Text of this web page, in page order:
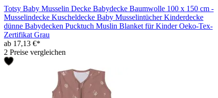
Totsy Baby Musselin Decke Babydecke Baumwolle 100 x 150 cm -
Musselindecke Kuscheldecke Baby Musselintücher Kinderdecke
dünne Babydecken Pucktuch Muslin Blanket für Kinder Oeko-Tex-
Zertifikat Grau
ab 17,13 €*
2 Preise vergleichen